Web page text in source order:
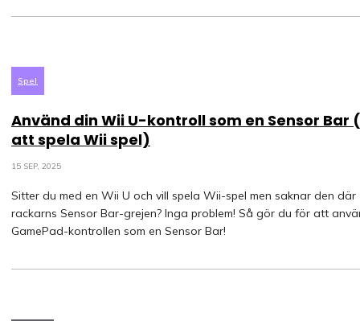
Spel
Använd din Wii U-kontroll som en Sensor Bar
att spela Wii spel)
15 SEP, 2025
Sitter du med en Wii U och vill spela Wii-spel men saknar den där
rackarns Sensor Bar-grejen? Inga problem! Så gör du för att
GamePad-kontrollen som en Sensor Bar!